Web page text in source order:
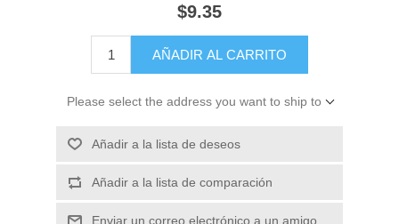
$9.35
Please select the address you want to ship to